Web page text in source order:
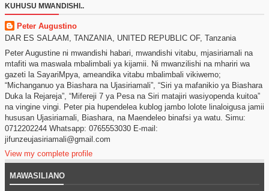
KUHUSU MWANDISHI..
Peter Augustino
DAR ES SALAAM, TANZANIA, UNITED REPUBLIC OF, Tanzania
Peter Augustine ni mwandishi habari, mwandishi vitabu, mjasiriamali na
mtafiti wa maswala mbalimbali ya kijamii. Ni mwanzilishi na mhariri wa
gazeti la SayariMpya, ameandika vitabu mbalimbali vikiwemo;
“Michanganuo ya Biashara na Ujasiriamali”, “Siri ya mafanikio ya Biashara
Duka la Rejareja”, “Mifereji 7 ya Pesa na Siri matajiri wasiyopenda kuitoa”
na vingine vingi. Peter pia hupendelea kublog jambo lolote linaloigusa jamii
hususan Ujasiriamali, Biashara, na Maendeleo binafsi ya watu. Simu:
0712202244 Whatsapp: 0765553030 E-mail:
jifunzeujasiriamali@gmail.com
View my complete profile
MAWASILIANO